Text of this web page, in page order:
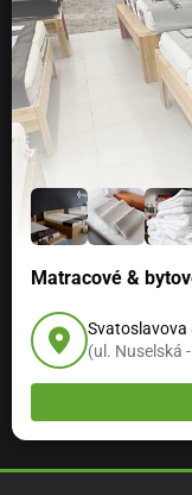
Matracové &
Svatoslavova
(ul. Nuselská